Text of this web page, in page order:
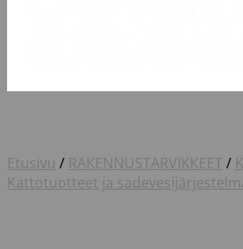
Etusivu / RAKENNUSTARVIKKEET /
Kattotuotteet ja